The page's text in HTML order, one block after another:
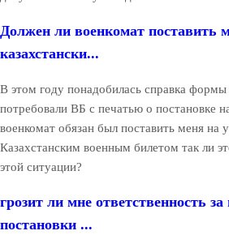
Должен ли военкомат поставить
казахстански...
В этом году понадобилась справка
потребовали ВБ с печатью о постановке
военкомат обязан был поставить меня на
Казахстанским военным билетом так ли
этой ситуации?
грозит ли мне ответственность
постановки ...